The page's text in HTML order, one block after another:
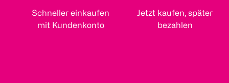
Schneller einkaufen
mit Kundenkonto
Jetzt kaufen, später
bezahlen